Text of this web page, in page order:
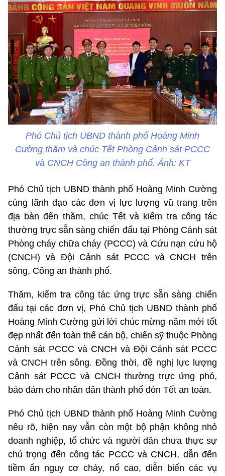
Phó Chủ tịch UBND thành phố Hoàng Minh
Cường thăm và chúc Tết Phòng Cảnh sát PCCC
và CNCH Công an thành phố. Ảnh: KT
Phó Chủ tịch UBND thành phố Hoàng Minh Cường
cùng lãnh đạo các đơn vị lực lượng vũ trang trên
địa bàn đến thăm, chúc Tết và kiểm tra công tác
thường trực sẵn sàng chiến đấu tại Phòng Cảnh sát
Phòng cháy chữa cháy (PCCC) và Cứu nạn cứu hộ
(CNCH) và Đội Cảnh sát PCCC và CNCH trên
sông, Công an thành phố.
Thăm, kiểm tra công tác ứng trực sẵn sàng chiến
đấu tại các đơn vị, Phó Chủ tịch UBND thành phố
Hoàng Minh Cường gửi lời chúc mừng năm mới tốt
đẹp nhất đến toàn thể cán bộ, chiến sỹ thuộc Phòng
Cảnh sát PCCC và CNCH và Đội Cảnh sát PCCC
và CNCH trên sông. Đồng thời, đề nghị lực lượng
Cảnh sát PCCC và CNCH thường trực ứng phó,
bảo đảm cho nhân dân thành phố đón Tết an toàn.
Phó Chủ tịch UBND thành phố Hoàng Minh Cường
nêu rõ, hiện nay vẫn còn một bộ phận không nhỏ
doanh nghiệp, tổ chức và người dân chưa thực sự
chú trọng đến công tác PCCC và CNCH, dẫn đến
tiềm ẩn nguy cơ cháy, nổ cao, diễn biến các vụ